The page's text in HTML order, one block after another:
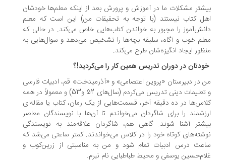
مشکلات ما در آموزش و پرورش بعد از اینکه معلم‌ها خودشان
کتاب نیستند (با توجه به تحقیقات من) این است که معلم
را مجبور به خواندن کتاب‌هایی خاص می‌کند. در حالی که
خوب و آگاه، سلیقه بچه‌ها را تشخیص می‌دهد و سوال‌هایی به
ایجاد انگیزه‌شان طرح می‌کند.
در دوران تدریس همین کار را می‌کردید!؟
در دبیرستان «پروین اعتصامی» و «آذرمیدخت» قم، ادبیات فارسی
و تعلیمات دینی تدریس می‌کردم (سال‌های 52 و53) و معمولا‌ً در همه
در ده دقیقه آخر، قسمت‌هایی از یک رمان، کتاب یا مقاله‌ای
را برای شاگردان می‌خواندم تا آن‌ها با نویسندگان معاصر
آشنا شوند. گاهی هم، شاگردان علاقه‌مند به نویسندگی
کوتاه خود را در کلاس می‌خواندند. کمتر ساعتی می‌شد که
درس ادبیات تمام شود و من به مناسبتی از زرین‌کوب و
یوسفی و محیط طباطبایی نام نبرم.